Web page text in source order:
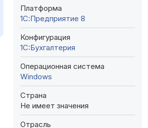
Платформа
1С:Предприятие 8
Конфигурация
1C:Бухгалтерия
Операционная система
Windows
Страна
Не имеет значения
Отрасль